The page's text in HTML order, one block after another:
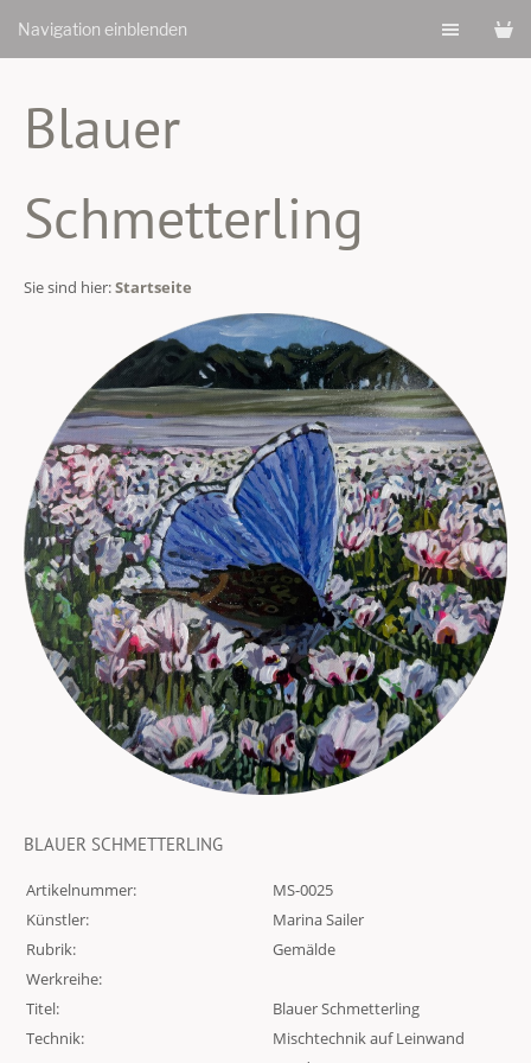
Navigation einblenden
Blauer
Schmetterling
Sie sind hier:Startseite
BLAUER SCHMETTERLING
Artikelnummer:
MS-0025
Künstler:
Marina Sailer
Rubrik:
Gemälde
Werkreihe:
Titel:
Blauer Schmetterling
Technik:
Mischtechnik auf Leinwand